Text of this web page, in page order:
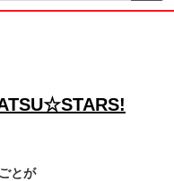
とが